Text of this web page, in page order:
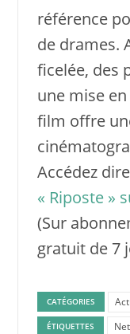
référence
de drames.
ficelée, des
une mise
film offre
Accédez
« Riposte »
(Sur
gratuit de 7
CATÉGORIES
ÉTIQUETTES